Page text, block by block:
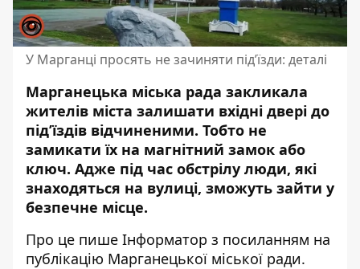
У Марганці просять не зачиняти під’їзди: деталі
Марганецька міська рада закликала
жителів міста залишати вхідні двері до
під’їздів відчиненими. Тобто не
замикати їх на магнітний замок або
ключ. Адже під час обстрілу люди, які
знаходяться на вулиці, зможуть зайти у
безпечне місце.
Про це пише Інформатор з посиланням на
публікацію Марганецької міської ради.